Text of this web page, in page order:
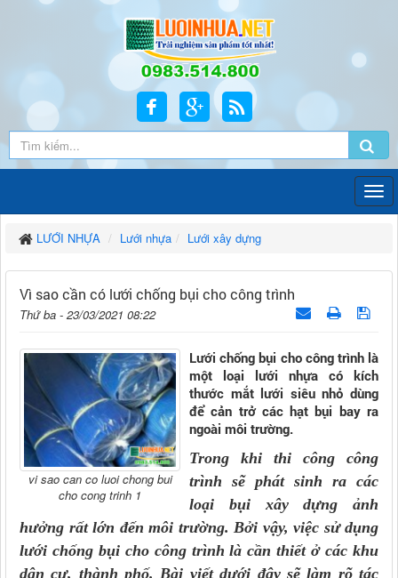
LƯỚI NHỰA Lưới nhựa Lưới xây dựng
Vì sao cần có lưới chống bụi cho công trình
Thứ ba - 23/03/2021 08:22
vi sao can co luoi chong bui
cho cong trinh 1
Lưới chống bụi cho công trình là
một loại lưới nhựa có kích
thước mắt lưới siêu nhỏ dùng
để cản trở các hạt bụi bay ra
ngoài môi trường.
Trong khi thi công công
trình sẽ phát sinh ra các
loại bụi xây dựng ảnh
hưởng rất lớn đến môi trường. Bởi vậy, việc sử dụng
lưới chống bụi cho công trình là cần thiết ở các khu
dân cư, thành phố. Bài viết dưới đây sẽ làm rõ tác